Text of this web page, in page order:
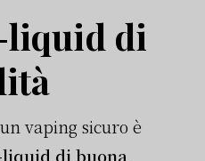
liquid di
vaping sicuro è
di buona